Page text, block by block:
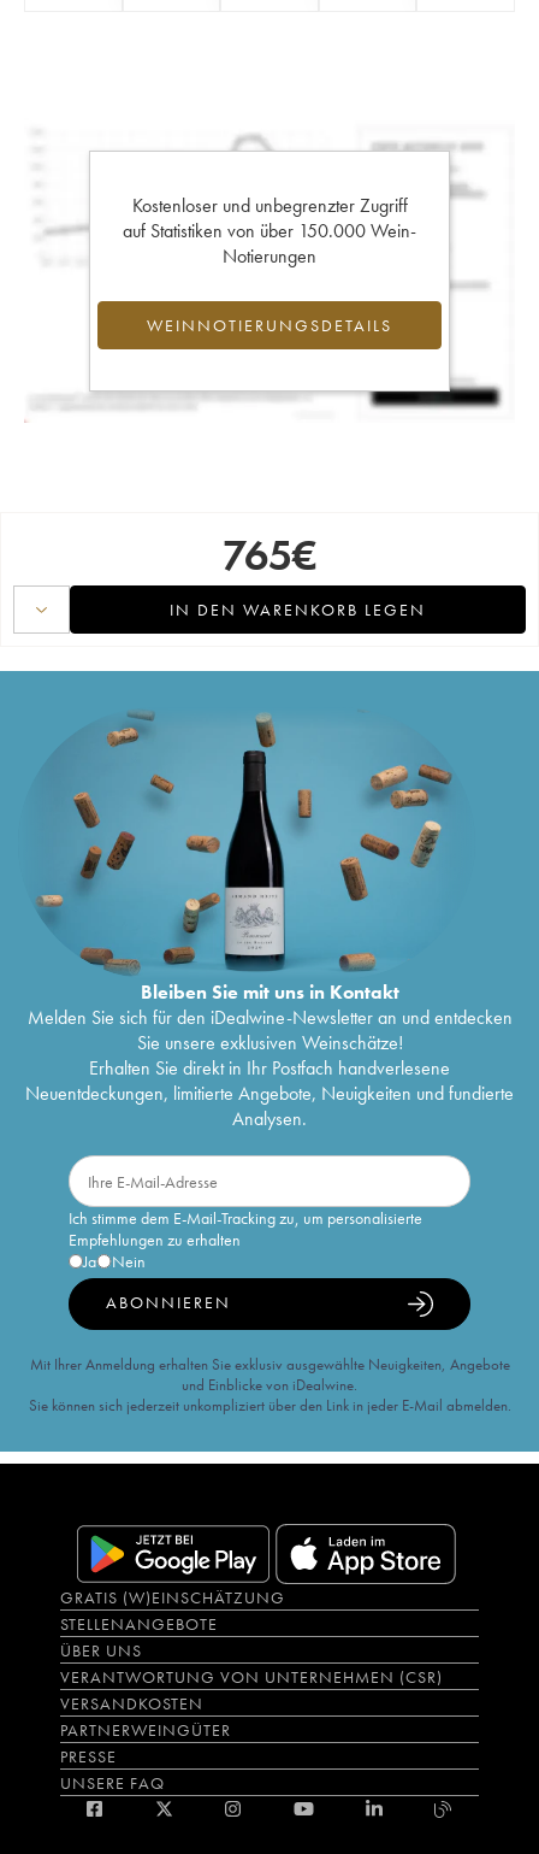
Kostenloser und unbegrenzter Zugriff
auf Statistiken von über 150.000 Wein-
Notierungen
WEINNOTIERUNGSDETAILS
765€
IN DEN WARENKORB LEGEN
Bleiben Sie mit uns in Kontakt
Melden Sie sich für den iDealwine-Newsletter an und entdecken
Sie unsere exklusiven Weinschätze!
Erhalten Sie direkt in Ihr Postfach handverlesene
Neuentdeckungen, limitierte Angebote, Neuigkeiten und fundierte
Analysen.
Ich stimme dem E-Mail-Tracking zu, um personalisierte
Empfehlungen zu erhalten
Ja
Nein
ABONNIEREN
Mit Ihrer Anmeldung erhalten Sie exklusiv ausgewählte Neuigkeiten, Angebote
und Einblicke von iDealwine.
Sie können sich jederzeit unkompliziert über den Link in jeder E-Mail abmelden.
GRATIS (W)EINSCHÄTZUNG
STELLENANGEBOTE
ÜBER UNS
VERANTWORTUNG VON UNTERNEHMEN (CSR)
VERSANDKOSTEN
PARTNERWEINGÜTER
PRESSE
UNSERE FAQ